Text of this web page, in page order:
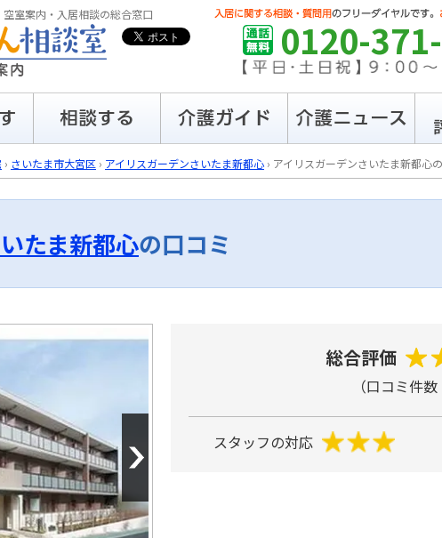
室案内・入居相談の総合窓口
0120-
› さいたま市大宮区 › アイリスガーデンさいたま新都心 › アイリスガーデンさいたま新都心
たま新都心の口コミ
総合評価
（口コミ件数
スタッフの対応